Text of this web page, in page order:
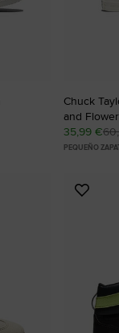
Chuck
and
35,99 €
PEQUEÑO
Añadir